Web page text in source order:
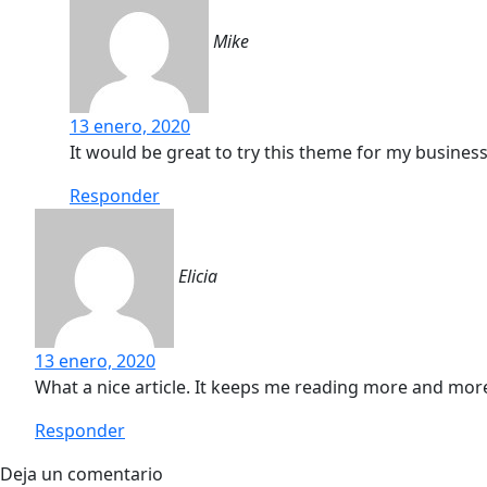
Mike
13 enero, 2020
It would be great to try this theme for my
Responder
Elicia
13 enero, 2020
What a nice article. It keeps me reading more and
Responder
Deja un comentario